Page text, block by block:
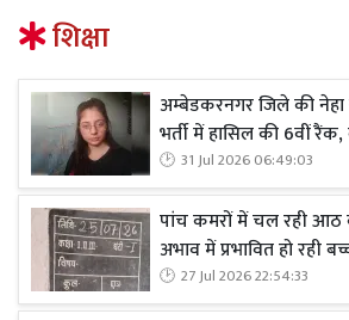
शिक्षा
अम्बेडकरनगर जिले की
भर्ती में हासिल की 6वीं
31 Jul 2026 06:49:03
पांच कमरों में चल रही आठ
अभाव में प्रभावित हो रही
27 Jul 2026 22:54:33